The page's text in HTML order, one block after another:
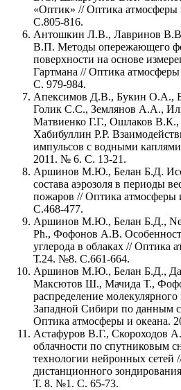
«Оптик» // Оптика атмосферы
С.805-816.
Антошкин Л.В., Лавринов
В.П. Методы опережающего
поверхности на основе
Гартмана // Оптика
C. 979-984.
Апексимов Д.В., Букин О.А.,
Голик С.С., Землянов А.А.,
Матвиенко Г.Г., Ошлаков В.К.,
Хабибуллин Р.Р.
импульсов с водными
2011. № 6. C. 13-21.
Аршинов М.Ю., Белан Б.Д.
состава аэрозоля в периоды
пожаров // Оптика атмосферы
С.468-477.
Аршинов М.Ю., Белан Б.Д.,
Ph., Фофонов А.В.
углерода в облаках // Оптика
Т.24. №8. С.661-664.
Аршинов М.Ю., Белан Б.Д.,
Максютов Ш., Мачида Т.,
распределение
Западной Сибири по данным
Оптика атмосферы и океана.
Астафуров В.Г., Скороходов
облачности по спутниковым
технологии нейронных
дистанционного
Т. 8. №1. С. 65-73.